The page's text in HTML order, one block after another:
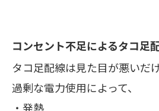
コンセント不足によるタコ足
タコ足配線は見た目が悪いだ
過剰な電力使用によって、
・発熱